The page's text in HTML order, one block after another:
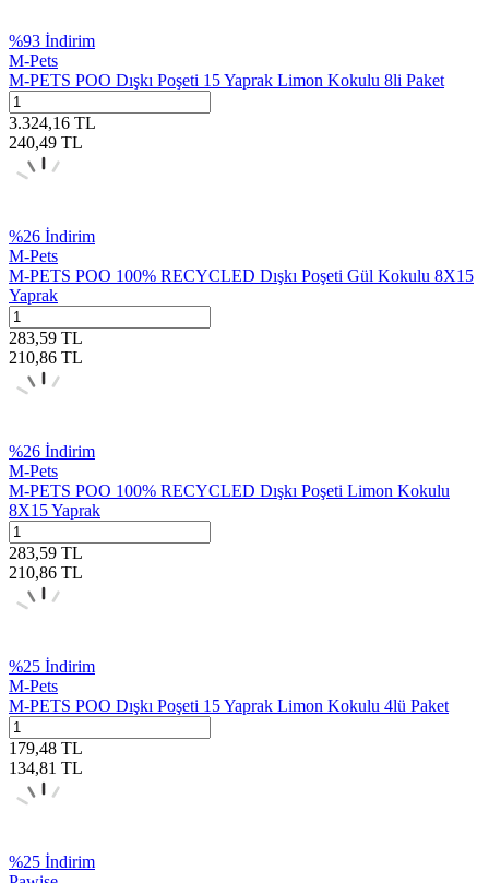
%93 İndirim
M-Pets
M-PETS POO Dışkı Poşeti 15 Yaprak Limon Kokulu 8li Paket
3.324,16 TL
240,49 TL
%26 İndirim
M-Pets
M-PETS POO 100% RECYCLED Dışkı Poşeti Gül Kokulu 8X15
Yaprak
283,59 TL
210,86 TL
%26 İndirim
M-Pets
M-PETS POO 100% RECYCLED Dışkı Poşeti Limon Kokulu
8X15 Yaprak
283,59 TL
210,86 TL
%25 İndirim
M-Pets
M-PETS POO Dışkı Poşeti 15 Yaprak Limon Kokulu 4lü Paket
179,48 TL
134,81 TL
%25 İndirim